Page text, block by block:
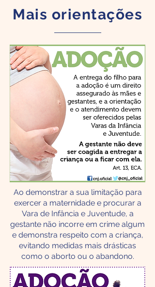
Mais orientações
Ao demonstrar a sua limitação para
exercer a maternidade e procurar a
Vara de Infância e Juventude, a
gestante não incorre em crime algum
e demonstra respeito com a criança,
evitando medidas mais drásticas
como o aborto ou o abandono.